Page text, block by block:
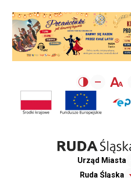
Urząd Miasta
Ruda Śląska